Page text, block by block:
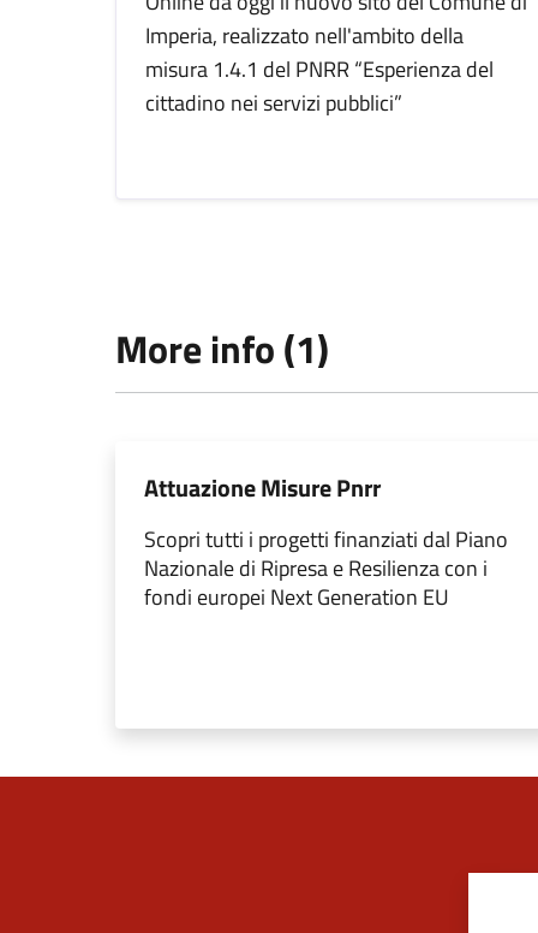
Imperia, realizzato nell'ambito della
misura 1.4.1 del PNRR “Esperienza del
cittadino nei servizi pubblici”
More info (1)
Attuazione Misure Pnrr
Scopri tutti i progetti finanziati dal Piano
Nazionale di Ripresa e Resilienza con i
fondi europei Next Generation EU